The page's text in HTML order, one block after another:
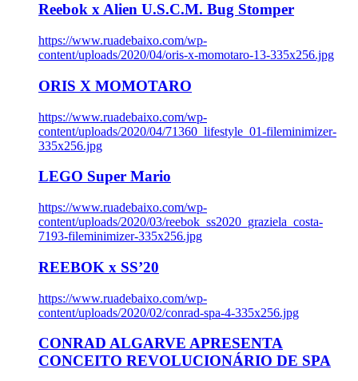
Reebok x Alien U.S.C.M. Bug Stomper
https://www.ruadebaixo.com/wp-
content/uploads/2020/04/oris-x-momotaro-13-335x256.jpg
ORIS X MOMOTARO
https://www.ruadebaixo.com/wp-
content/uploads/2020/04/71360_lifestyle_01-fileminimizer-
335x256.jpg
LEGO Super Mario
https://www.ruadebaixo.com/wp-
content/uploads/2020/03/reebok_ss2020_graziela_costa-
7193-fileminimizer-335x256.jpg
REEBOK x SS’20
https://www.ruadebaixo.com/wp-
content/uploads/2020/02/conrad-spa-4-335x256.jpg
CONRAD ALGARVE APRESENTA
CONCEITO REVOLUCIONÁRIO DE SPA